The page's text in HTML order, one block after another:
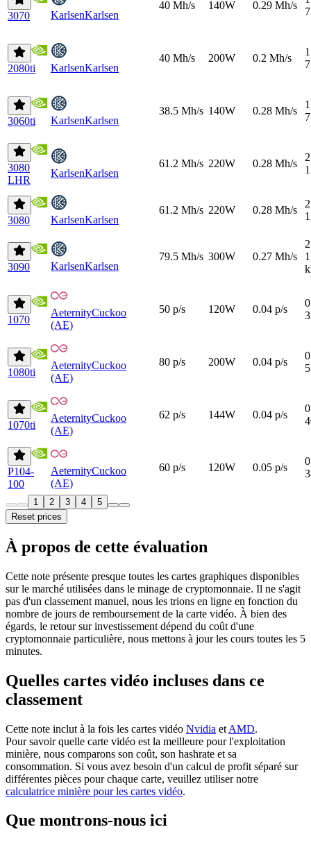
3070 KarlsenKarlsen
40 Mh/s 140W 0.29 Mh/s
2080ti KarlsenKarlsen
40 Mh/s 200W 0.2 Mh/s
3060ti KarlsenKarlsen
38.5 Mh/s 140W 0.28 Mh/s
3080
LHR
KarlsenKarlsen
61.2 Mh/s 220W 0.28 Mh/s
3080 KarlsenKarlsen
61.2 Mh/s 220W 0.28 Mh/s
3090 KarlsenKarlsen
79.5 Mh/s 300W 0.27 Mh/s
1070
AeternityCuckoo
(AE)
50 p/s 120W 0.04 p/s
1080ti
AeternityCuckoo
(AE)
80 p/s 200W 0.04 p/s
1070ti
AeternityCuckoo
(AE)
62 p/s 144W 0.04 p/s
P104-
100
AeternityCuckoo
(AE)
60 p/s 120W 0.05 p/s
1 2 3 4
5
Reset prices
À propos de cette évaluation
Cette note présente presque toutes les cartes graphiques disponibles
sur le marché utilisées dans le minage de cryptomonnaie. Il ne s'agit
pas d'un classement manuel, nous les trions en ligne en fonction du
nombre de jours de remboursement de la carte vidéo. À bien des
égards, le retour sur investissement dépend du coût d'une
cryptomonnaie particulière, nous mettons à jour les cours toutes les 5
minutes.
Quelles cartes vidéo incluses dans ce
classement
Cette note inclut à la fois les cartes vidéo Nvidia et AMD.
Pour savoir quelle carte vidéo est la meilleure pour l'exploitation
minière, nous comparons son coût, son hashrate et sa
consommation. Si vous avez besoin d'un calcul de profit séparé sur
différentes pièces pour chaque carte, veuillez utiliser notre
calculatrice minière pour les cartes vidéo.
Que montrons-nous ici